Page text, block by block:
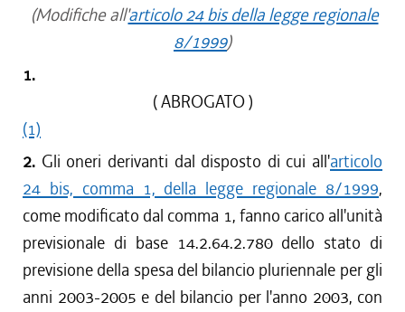
(Modifiche all'articolo 24 bis della legge regionale
8/1999)
1.
( ABROGATO )
(1)
2. Gli oneri derivanti dal disposto di cui all'articolo
24 bis, comma 1, della legge regionale 8/1999,
come modificato dal comma 1, fanno carico all'unità
previsionale di base 14.2.64.2.780 dello stato di
previsione della spesa del bilancio pluriennale per gli
anni 2003-2005 e del bilancio per l'anno 2003, con